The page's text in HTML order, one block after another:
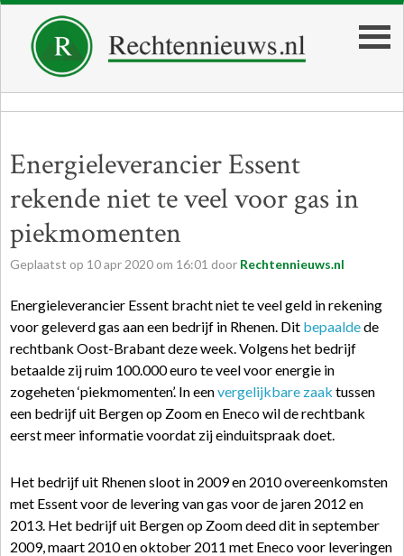
Energieleverancier Essent
rekende niet te veel voor gas in
piekmomenten
Geplaatst op 10apr 2020 om 16:01 door Rechtennieuws.nl
Energieleverancier Essent bracht niet te veel geld in rekening
voor geleverd gas aan een bedrijf in Rhenen. Dit bepaaldede
rechtbank Oost-Brabant deze week. Volgens het bedrijf
betaalde zij ruim 100.000 euro te veel voor energie in
zogeheten ‘piekmomenten’. In eenvergelijkbare zaak tussen
een bedrijf uit Bergen op Zoom en Eneco wil de rechtbank
eerst meer informatie voordat zij einduitspraak doet.
Het bedrijf uit Rhenen sloot in 2009 en 2010 overeenkomsten
met Essent voor de levering van gas voor de jaren 2012 en
2013. Het bedrijf uit Bergen op Zoom deed dit in september
2009, maart 2010 en oktober 2011 met Eneco voor leveringen